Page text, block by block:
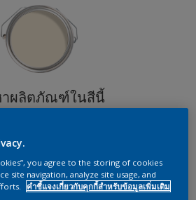
ผลิตภัณฑ์ในสีนี้
you agree to the storing of cookies
site navigation, analyze site usage, and
คำชี้แจงเกี่ยวกับคุกกี้สำหรับข้อมูลเพิ่มเติม